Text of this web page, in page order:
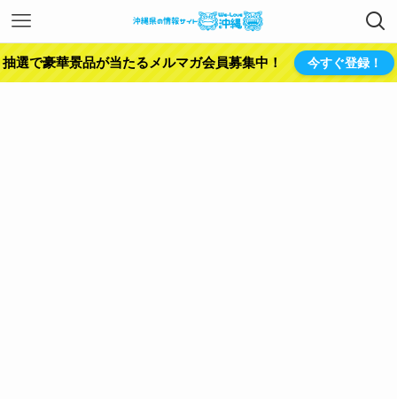
抽選で豪華景品が当たるメルマガ会員募集中！ 今すぐ登録！